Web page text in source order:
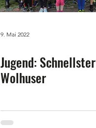
9. Mai 2022
Jugend: Schnellster
Wolhuser